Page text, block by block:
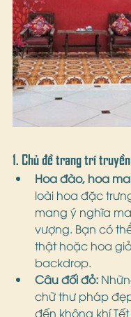
1. Chủ đề trang trí
Hoa đào, hoa
loài hoa đặc
mang ý nghĩa
vượng. Bạn có
thật hoặc hoa
backdrop.
Câu đối đỏ:
chữ thư pháp
đến không khí